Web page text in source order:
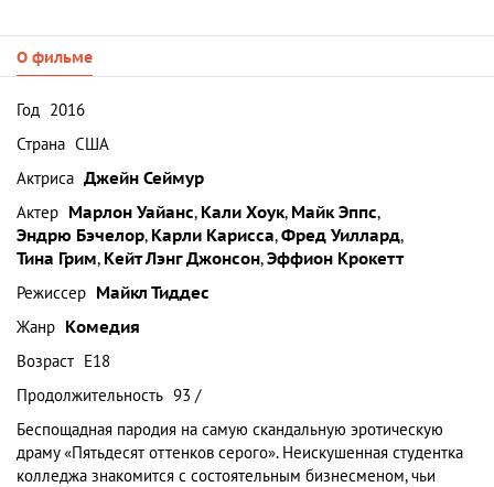
О фильме
Год 2016
Страна США
Актриса Джейн Сеймур
Актер Марлон Уайанс, Кали Хоук, Майк Эппс,
Эндрю Бэчелор, Карли Карисса,Фред Уиллард,
Тина Грим, Кейт Лэнг Джонсон,Эффион Крокетт
Режиссер Майкл Тиддес
Жанр Комедия
Возраст Е18
Продолжительность 93 /
Беспощадная пародия на самую скандальную эротическую
драму «Пятьдесят оттенков серого». Неискушенная студентка
колледжа знакомится с состоятельным бизнесменом, чьи